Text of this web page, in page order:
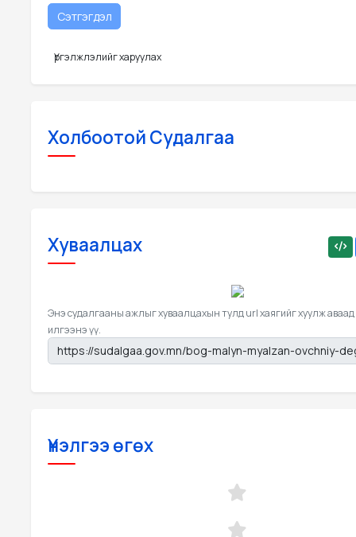
Үргэлжлэлийг харуулах
Холбоотой Судалгаа
Хуваалцах
Энэ судалгааны ажлыг хуваалцахын тулд url хаягийг хуулж аваад
илгээнэ үү.
Үнэлгээ өгөх